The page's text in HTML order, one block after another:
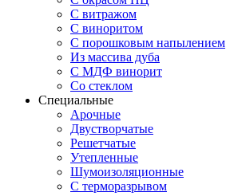
С витражом
С виноритом
С порошковым напылением
Из массива дуба
С МДФ винорит
Со стеклом
Специальные
Арочные
Двустворчатые
Решетчатые
Утепленные
Шумоизоляционные
С терморазрывом